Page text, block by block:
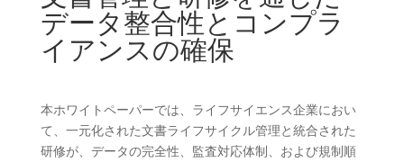
データ整合性とコンプラ
イアンスの確保
本ホワイトペーパーでは、ライフサイエンス企業におい
て、一元化された文書ライフサイクル管理と統合された
研修が、データの完全性、監査対応体制、および規制順